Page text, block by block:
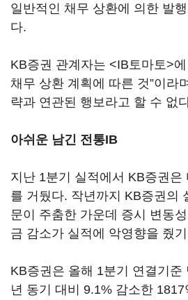
일반적인 채무 상환에 의한 발
다.
KB증권 관계자는 <IB토마토>
채무 상환 계획에 따른 것”이라
략과 연관된 행보라고 할 수 없
아쉬운 남긴 전통IB
지난 1분기 실적에서 KB증권은
를 거뒀다. 작년까지 KB증권의
문이 주춤한 가운데 증시 변동
금 감소가 실적에 악영향을 줬
KB증권은 올해 1분기 연결기준
년 동기 대비 9.1% 감소한